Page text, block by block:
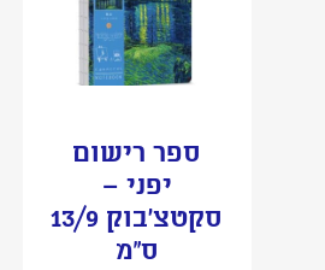
ספר רישום
יפני –
סקטצ’בוק 13/9
ס”מ